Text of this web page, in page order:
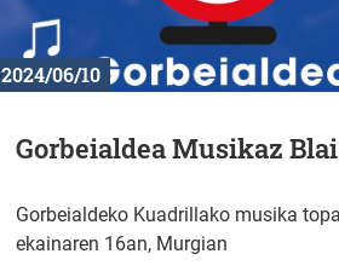
2024/06/10
Gorbeialdea Musikaz
Gorbeialdeko Kuadrillako musika
ekainaren 16an, Murgian